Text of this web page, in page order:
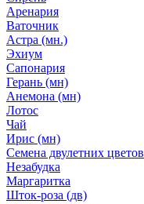
Аренария
Ваточник
Астра (мн.)
Эхиум
Сапонария
Герань (мн)
Анемона (мн)
Лотос
Чай
Ирис (мн)
Семена двулетних цветов
Незабудка
Маргаритка
Шток-роза (дв)